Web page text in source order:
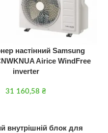
настінний Samsung
Airice WindFree
inverter
31 160,58₴
внутрішній блок для